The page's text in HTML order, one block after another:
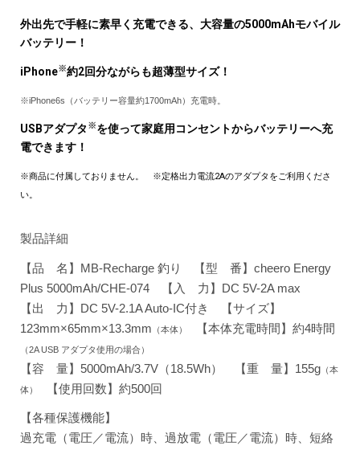
外出先で手軽に素早く充電できる、大容量の5000mAhモバイル
バッテリー！
iPhone※約2回分ながらも超薄型サイズ！
※iPhone6s（バッテリー容量約1700mAh）充電時。
USBアダプタ ※を使って家庭用コンセントからバッテリーへ充
電できます！
※商品に付属しておりません。 ※定格出力電流2Aのアダプタをご利用くださ
い。
製品詳細
【品 名】MB-Recharge 釣り 【型 番】cheero Energy
Plus 5000mAh/CHE-074 【入 力】DC 5V-2A max
【出 力】DC 5V-2.1A Auto-IC付き 【サイズ】
123mm×65mm×13.3mm （本体） 【本体充電時間】約4時間
（2A USB アダプタ使用の場合）
【容 量】5000mAh/3.7V（18.5Wh） 【重 量】155g （本
体） 【使用回数】約500回
【各種保護機能】
過充電（電圧／電流）時、過放電（電圧／電流）時、短絡